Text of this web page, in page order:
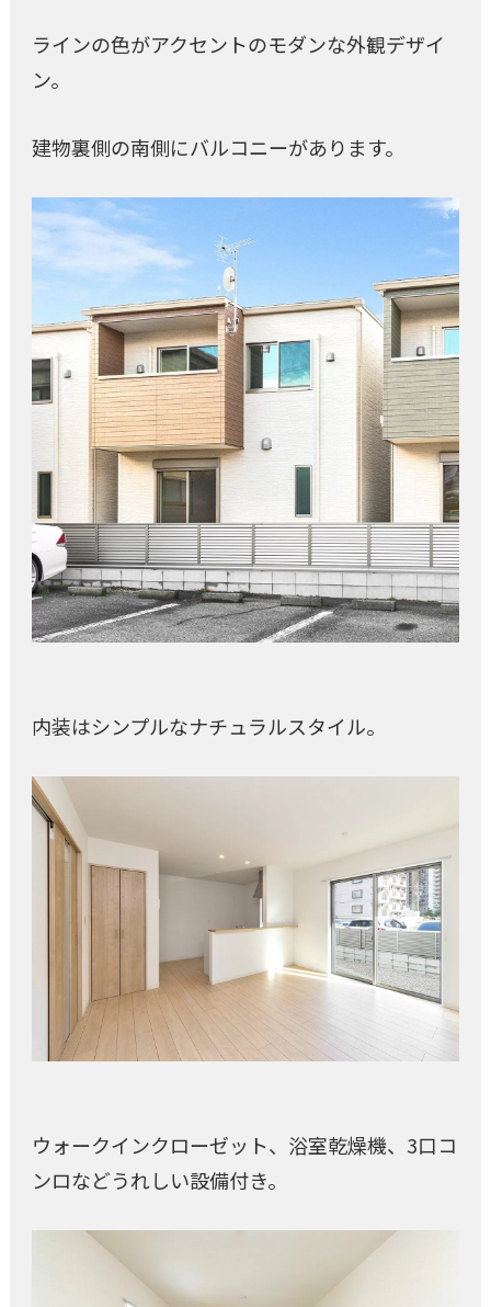
ラインの色がアクセントのモダンな外観デザイ
ン。
建物裏側の南側にバルコニーがあります。
内装はシンプルなナチュラルスタイル。
ウォークインクローゼット、浴室乾燥機、3口コ
ンロなどうれしい設備付き。